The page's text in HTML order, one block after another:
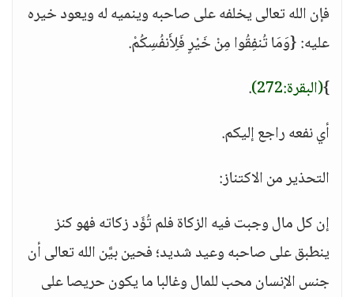
فإن الله تعالى يخلفه على صاحبه وينميه له ويعود خيره
عليه: {وَمَا تُنفِقُوا مِنْ خَيْرٍ فَلِأَنفُسِكُمْ.
}(البقرة:272)
.
أي نفعه راجع إليكم.
التحذير من الاكتناز:
إن كل مال وجبت فيه الزكاة فلم تُؤَد زكاته فهو كنز
ينطبق على صاحبه وعيد شديد؛ فحين بيَّن الله تعالى أن
جنس الإنسان محب للمال وغالبا ما يكون حريصا على